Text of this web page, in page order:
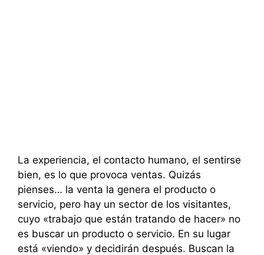
La experiencia, el contacto humano, el sentirse
bien, es lo que provoca ventas. Quizás
pienses… la venta la genera el producto o
servicio, pero hay un sector de los visitantes,
cuyo «trabajo que están tratando de hacer» no
es buscar un producto o servicio. En su lugar
está «viendo» y decidirán después. Buscan la